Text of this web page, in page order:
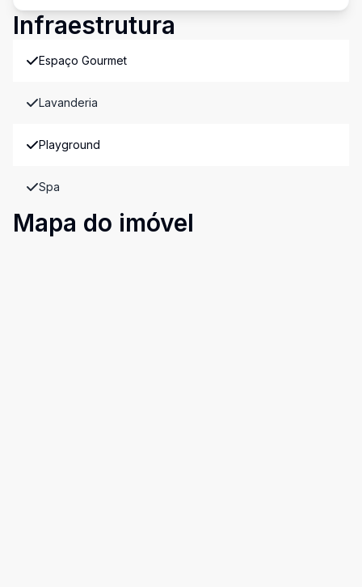
Infraestrutura
Espaço Gourmet
Lavanderia
Playground
Spa
Mapa do imóvel